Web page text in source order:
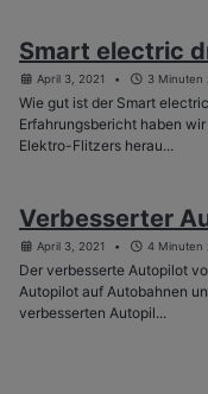
Smart electric
April 3, 2021 3 Minuten
Wie gut ist der Smart
Erfahrungsbericht haben
Elektro-Flitzers herau...
Verbesserter
April 3, 2021 4 Minuten
Der verbesserte Autopilot
Autopilot auf Autobahnen
verbesserten Autopil...